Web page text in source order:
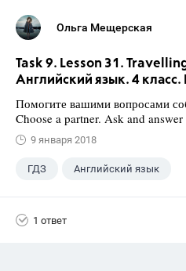
Ольга Мещерская
Task 9. Lesson 31.
Английский язык. 4
Помогите вашими вопросами
Choose a partner. Ask and
9 января 2018
ГДЗ Английский язык
1 ответ